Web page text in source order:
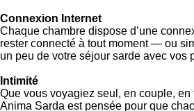
Connexion Internet
Chaque chambre dispose d’une
rester connecté à tout moment — ou
un peu de votre séjour sarde avec vos
Intimité
Que vous voyagiez seul, en couple, en
Anima Sarda est pensée pour que